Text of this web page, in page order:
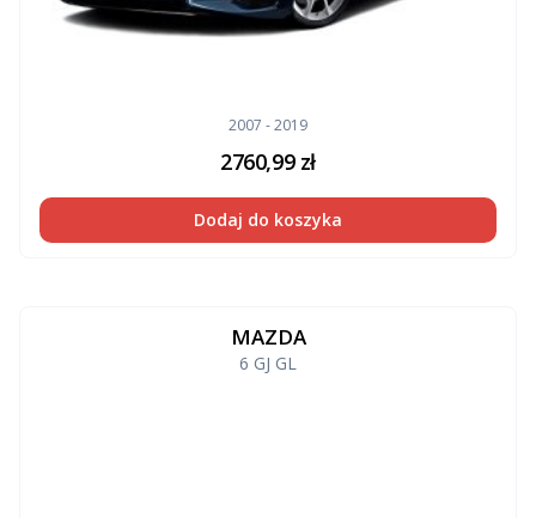
2007 - 2019
2760,99 zł
Dodaj do koszyka
MAZDA
6 GJ GL